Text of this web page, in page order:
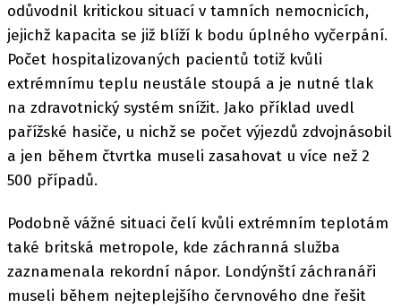
odůvodnil kritickou situací v tamních nemocnicích,
jejichž kapacita se již blíží k bodu úplného vyčerpání.
Počet hospitalizovaných pacientů totiž kvůli
extrémnímu teplu neustále stoupá a je nutné tlak
na zdravotnický systém snížit. Jako příklad uvedl
pařížské hasiče, u nichž se počet výjezdů zdvojnásobil
a jen během čtvrtka museli zasahovat u více než 2
500 případů.
Podobně vážné situaci čelí kvůli extrémním teplotám
také britská metropole, kde záchranná služba
zaznamenala rekordní nápor. Londýnští záchranáři
museli během nejteplejšího červnového dne řešit